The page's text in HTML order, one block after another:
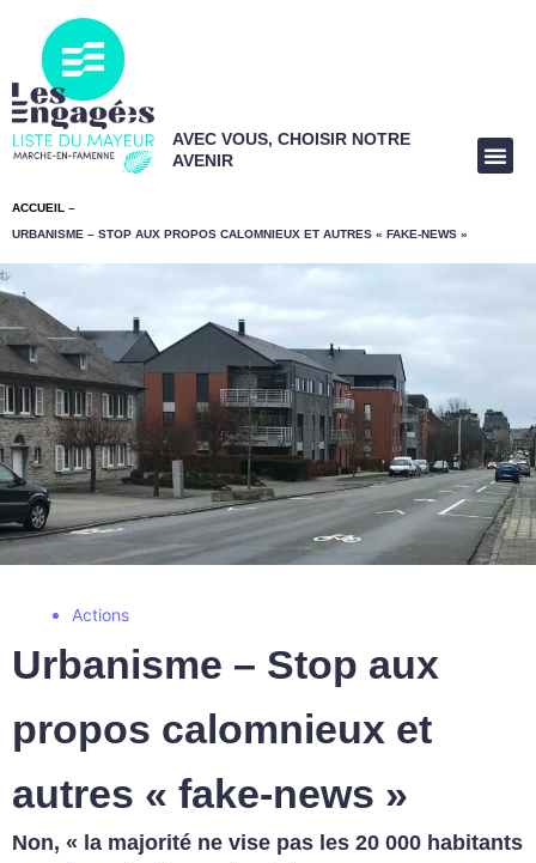
AVEC VOUS, CHOISIR NOTRE
AVENIR
ACCUEIL –
URBANISME – STOP AUX PROPOS CALOMNIEUX ET AUTRES « FAKE-NEWS »
Actions
Urbanisme – Stop aux
propos calomnieux et
autres « fake-news »
Non, « la majorité ne vise pas les 20 000 habitants